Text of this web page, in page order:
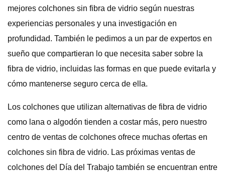
mejores colchones sin fibra de vidrio según nuestras
experiencias personales y una investigación en
profundidad. También le pedimos a un par de expertos en
sueño que compartieran lo que necesita saber sobre la
fibra de vidrio, incluidas las formas en que puede evitarla y
cómo mantenerse seguro cerca de ella.
Los colchones que utilizan alternativas de fibra de vidrio
como lana o algodón tienden a costar más, pero nuestro
centro de ventas de colchones ofrece muchas ofertas en
colchones sin fibra de vidrio. Las próximas ventas de
colchones del Día del Trabajo también se encuentran entre